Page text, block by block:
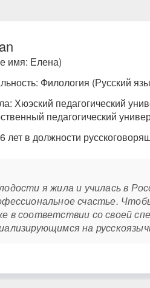
имя: Елена)
Филология (Русский
Хюэский педагогический
педагогический
лет в должности
я жила и училась в
счастье.
в соответствии со своей
на